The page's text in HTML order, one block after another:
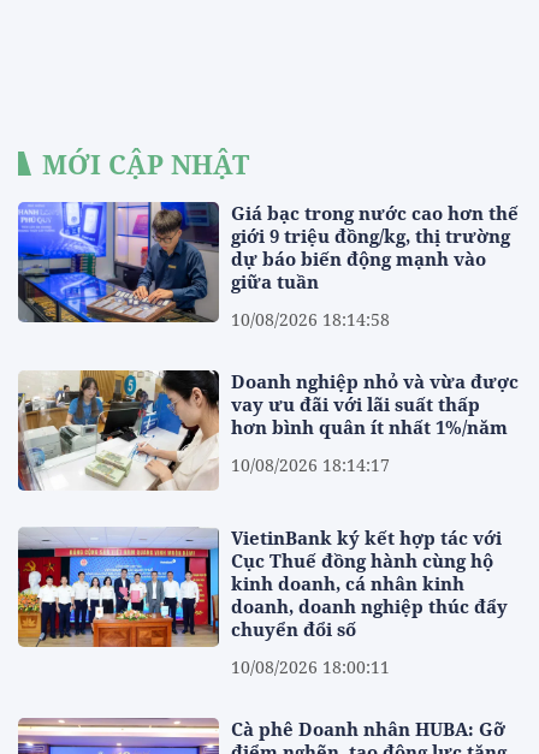
MỚI CẬP NHẬT
Giá bạc trong nước cao hơn thế
giới 9 triệu đồng/kg, thị trường
dự báo biến động mạnh vào
giữa tuần
10/08/2026 18:14:58
Doanh nghiệp nhỏ và vừa được
vay ưu đãi với lãi suất thấp
hơn bình quân ít nhất 1%/năm
10/08/2026 18:14:17
VietinBank ký kết hợp tác với
Cục Thuế đồng hành cùng hộ
kinh doanh, cá nhân kinh
doanh, doanh nghiệp thúc đẩy
chuyển đổi số
10/08/2026 18:00:11
Cà phê Doanh nhân HUBA: Gỡ